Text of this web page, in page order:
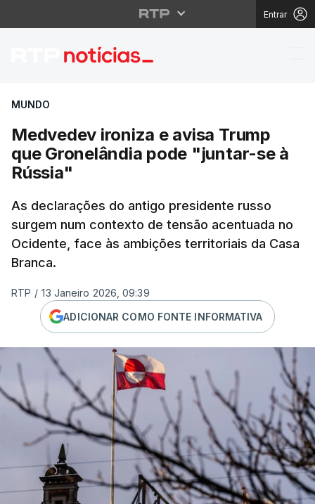
Entrar
Medvedev ironiza e
MUNDO
Medvedev ironiza e avisa Trump
que Gronelândia pode "juntar-se à
Rússia"
As declarações do antigo presidente russo
surgem num contexto de tensão acentuada no
Ocidente, face às ambições territoriais da Casa
Branca.
RTP / 13 Janeiro 2026, 09:39
ADICIONAR COMO FONTE INFORMATIVA